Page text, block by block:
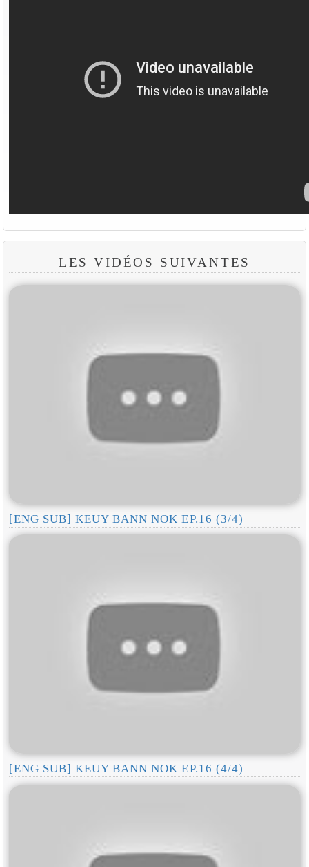
LES VIDÉOS SUIVANTES
[ENG SUB] KEUY BANN NOK EP.16 (3/4)
[ENG SUB] KEUY BANN NOK EP.16 (4/4)